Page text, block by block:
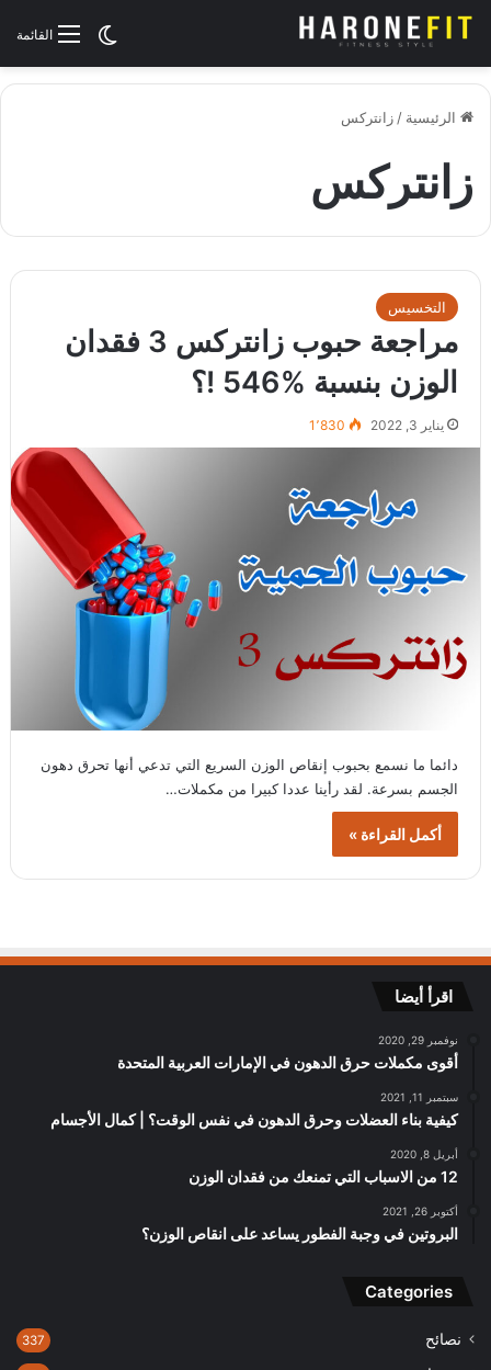
القائمةالوضع
الرئيسية / زانتركس
زانتركس
التخسيس
مراجعة حبوب زانتركس 3 فقدان
الوزن بنسبة %546 !؟
يناير 3, 2022 1٬830
دائما ما نسمع بحبوب إنقاص الوزن السريع التي تدعي أنها تحرق دهون
الجسم بسرعة. لقد رأينا عددا كبيرا من مكملات…
أكمل القراءة »
اقرأ أيضا
نوفمبر 29, 2020
أقوى مكملات حرق الدهون في الإمارات العربية المتحدة
سبتمبر 11, 2021
كيفية بناء العضلات وحرق الدهون في نفس الوقت؟ | كمال الأجسام
أبريل 8, 2020
12 من الاسباب التي تمنعك من فقدان الوزن
أكتوبر 26, 2021
البروتين في وجبة الفطور يساعد على انقاص الوزن؟
Categories
نصائح 337